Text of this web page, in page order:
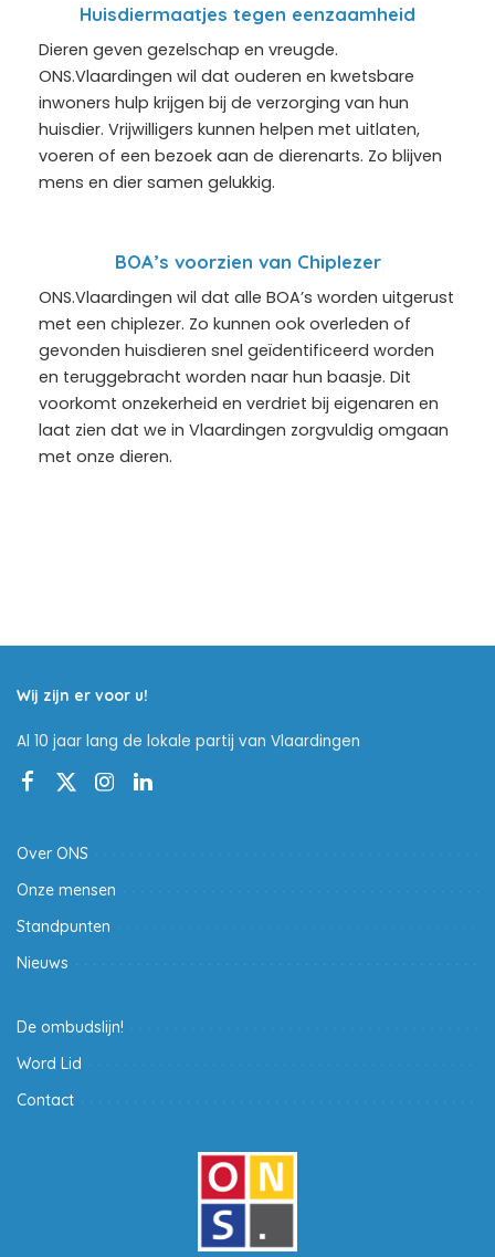
Huisdiermaatjes tegen eenzaamheid
Dieren geven gezelschap en vreugde.
ONS.Vlaardingen wil dat ouderen en kwetsbare
inwoners hulp krijgen bij de verzorging van hun
huisdier. Vrijwilligers kunnen helpen met uitlaten,
voeren of een bezoek aan de dierenarts. Zo blijven
mens en dier samen gelukkig.
BOA’s voorzien van Chiplezer
ONS.Vlaardingen wil dat alle BOA’s worden uitgerust
met een chiplezer. Zo kunnen ook overleden of
gevonden huisdieren snel geïdentificeerd worden
en teruggebracht worden naar hun baasje. Dit
voorkomt onzekerheid en verdriet bij eigenaren en
laat zien dat we in Vlaardingen zorgvuldig omgaan
met onze dieren.
Wij zijn er voor u!
Al 10 jaar lang de lokale partij van Vlaardingen
Over ONS
Onze mensen
Standpunten
Nieuws
De ombudslijn!
Word Lid
Contact